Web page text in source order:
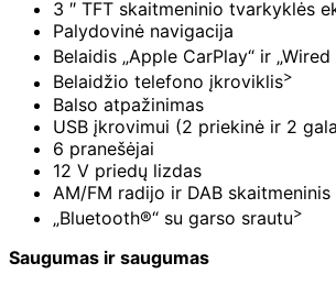
3 ″ TFT skaitmeninio tvarkyklės
Palydovinė navigacija
Belaidis „Apple CarPlay“ ir
Belaidžio telefono įkroviklis>
Balso atpažinimas
USB įkrovimui (2 priekinė ir 2
6 pranešėjai
12 V priedų lizdas
AM/FM radijo ir DAB skaitmeninis
„Bluetooth®“ su garso srautu>
Saugumas ir saugumas